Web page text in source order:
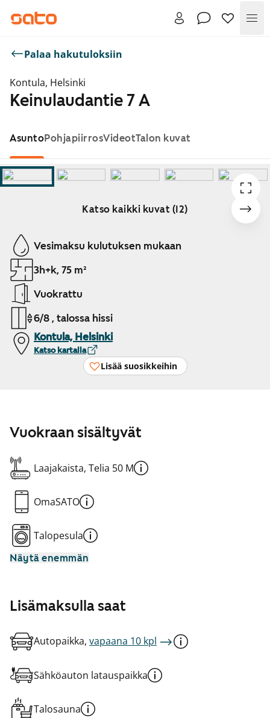
Palaa hakutuloksiin
Kontula, Helsinki
Keinulaudantie 7 A
AsuntoPohjapiirrosVideotTalon kuvat
Katso kaikki kuvat (12)
Näytetään dia 1 / 12
Vesimaksu kulutuksen mukaan
3h+k, 75 m²
Vuokrattu
6/8 , talossa hissi
Kontula, Helsinki
Katso kartalla
Lisää suosikkeihin
Vuokraan sisältyvät
Laajakaista, Telia 50 M
OmaSATO
Talopesula
Näytä enemmän
Lisämaksulla saat
Autopaikka, vapaana 10 kpl
Sähköauton latauspaikka
Talosauna